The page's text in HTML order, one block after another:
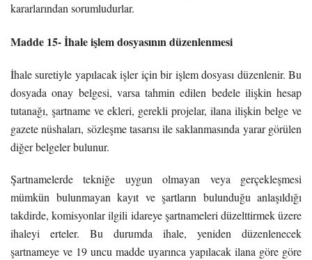
kararlarından sorumludurlar.
Madde 15- İhale işlem dosyasının düzenlenmesi
İhale suretiyle yapılacak işler için bir işlem dosyası düzenlenir. Bu
dosyada onay belgesi, varsa tahmin edilen bedele ilişkin hesap
tutanağı, şartname ve ekleri, gerekli projelar, ilana ilişkin belge ve
gazete nüshaları, sözleşme tasarısı ile saklanmasında yarar görülen
diğer belgeler bulunur.
Şartnamelerde tekniğe uygun olmayan veya gerçekleşmesi
mümkün bulunmayan kayıt ve şartların bulunduğu anlaşıldığı
takdirde, komisyonlar ilgili idareye şartnameleri düzelttirmek üzere
ihaleyi erteler. Bu durumda ihale, yeniden düzenlenecek
şartnameye ve 19 uncu madde uyarınca yapılacak ilana göre göre